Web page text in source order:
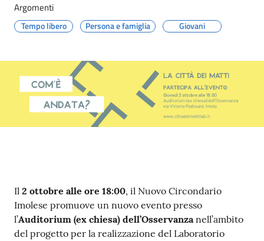
Argomenti
Tempo libero Persona e famiglia Giovani
Contenuto
Il 2 ottobre alle ore 18:00, il Nuovo Circondario
Imolese promuove un nuovo evento presso
l’Auditorium (ex chiesa) dell’Osservanzanell’ambito
del progetto per la realizzazione del Laboratorio